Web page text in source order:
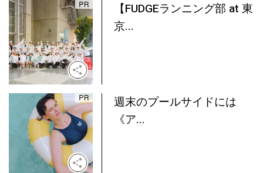
【FUDGEランニング部 at 東
京...
週末のプールサイドには
《ア...